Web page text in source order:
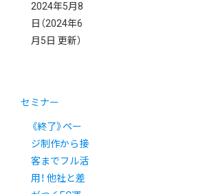
2024年5月8
日 （2024年6
月5日 更新）
セミナー
《終了》ペー
ジ制作から接
客までフル活
用！ 他社と差